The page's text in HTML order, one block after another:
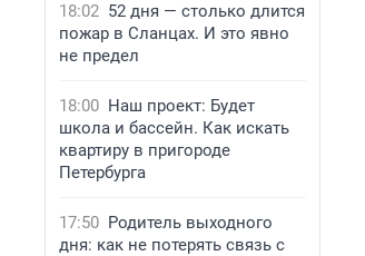
18:02 52 дня — столько длится
пожар в Сланцах. И это явно
не предел
18:00 Наш проект: Будет
школа и бассейн. Как искать
квартиру в пригороде
Петербурга
17:50 Родитель выходного
дня: как не потерять связь с